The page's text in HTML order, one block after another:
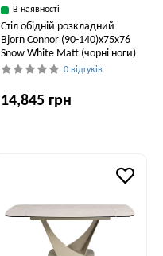
В наявності
Стіл обідній розкладний
Bjorn Connor (90-140)х75х76
Snow White Matt (чорні ноги)
0 відгуків
14,845 грн